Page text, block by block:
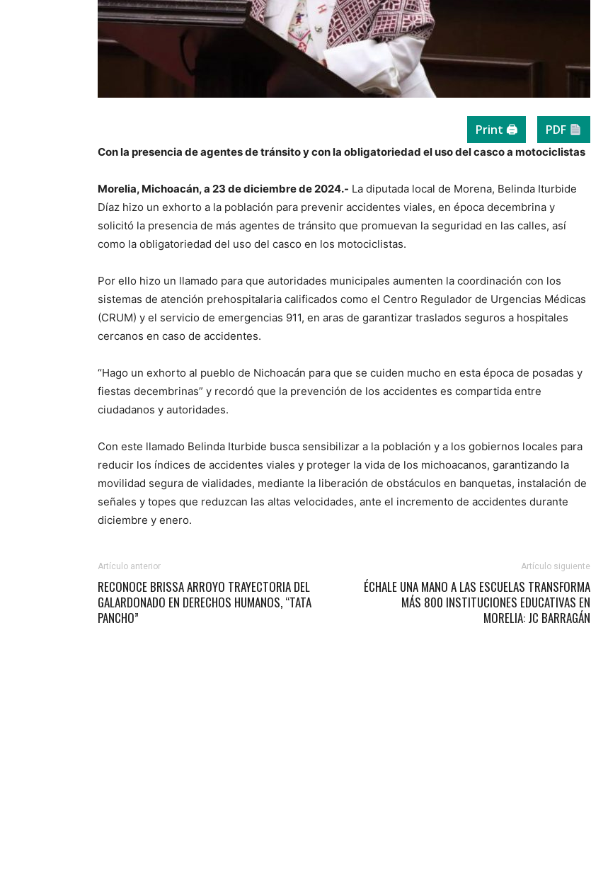
Print 🖨 PDF
Con la presencia de agentes de tránsito y con la obligatoriedad el uso del casco a motociclistas
Morelia, Michoacán, a 23 de diciembre de 2024.- La diputada local de Morena, Belinda Iturbide
Díaz hizo un exhorto a la población para prevenir accidentes viales, en época decembrina y
solicitó la presencia de más agentes de tránsito que promuevan la seguridad en las calles, así
como la obligatoriedad del uso del casco en los motociclistas.
Por ello hizo un llamado para que autoridades municipales aumenten la coordinación con los
sistemas de atención prehospitalaria calificados como el Centro Regulador de Urgencias Médicas
(CRUM) y el servicio de emergencias 911, en aras de garantizar traslados seguros a hospitales
cercanos en caso de accidentes.
“Hago un exhorto al pueblo de Nichoacán para que se cuiden mucho en esta época de posadas y
fiestas decembrinas” y recordó que la prevención de los accidentes es compartida entre
ciudadanos y autoridades.
Con este llamado Belinda Iturbide busca sensibilizar a la población y a los gobiernos locales para
reducir los índices de accidentes viales y proteger la vida de los michoacanos, garantizando la
movilidad segura de vialidades, mediante la liberación de obstáculos en banquetas, instalación de
señales y topes que reduzcan las altas velocidades, ante el incremento de accidentes durante
diciembre y enero.
Artículo anterior
RECONOCE BRISSA ARROYO TRAYECTORIA DEL
GALARDONADO EN DERECHOS HUMANOS, “TATA
PANCHO”
Artículo siguiente
ÉCHALE UNA MANO A LAS ESCUELAS TRANSFORMA
MÁS 800 INSTITUCIONES EDUCATIVAS EN
MORELIA: JC BARRAGÁN